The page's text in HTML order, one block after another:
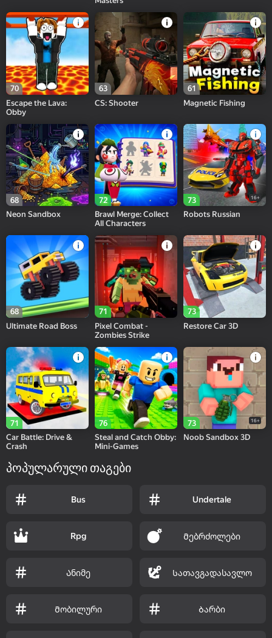
70
Escape the Lava:
Obby
63
CS: Shooter
61
Magnetic Fishing
68
Neon Sandbox
72
Brawl Merge: Collect
All Characters
73 16+
Robots Russian
68
Ultimate Road Boss
71
Pixel Combat -
Zombies Strike
73
Restore Car 3D
71
Car Battle: Drive &
Crash
76
Steal and Catch Obby:
Mini-Games
73 16+
Noob Sandbox 3D
პოპულარული თაგები
Bus Undertale
Rpg Მებრძოლები
Ანიმე Სათავგადასავლო
Მობილური Ბარბი